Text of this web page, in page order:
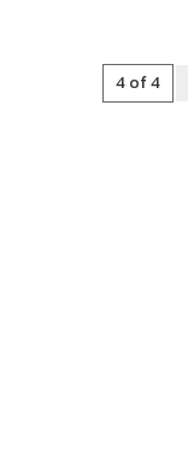
4 of 4